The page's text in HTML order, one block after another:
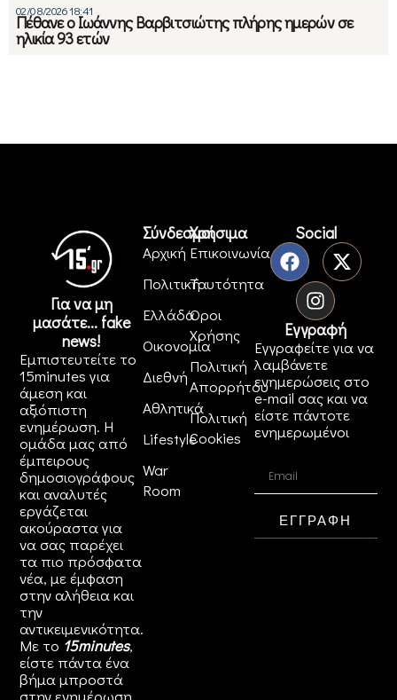
02/08/2026 18:41
Πέθανε ο Ιωάννης Βαρβιτσιώτης πλήρης ημερών σε
ηλικία 93 ετών
Για να μη
μασάτε... fake
news!
Εμπιστευτείτε το
15minutes για
άμεση και
αξιόπιστη
ενημέρωση. Η
ομάδα μας από
έμπειρους
δημοσιογράφους
και αναλυτές
εργάζεται
ακούραστα για
να σας παρέχει
τα πιο πρόσφατα
νέα, με έμφαση
στην αλήθεια και
την
αντικειμενικότητα.
Με το 15minutes,
είστε πάντα ένα
βήμα μπροστά
Σύνδεσμοι
Αρχική
Πολιτική
Ελλάδα
Οικονομία
Διεθνή
Αθλητικά
Lifestyle
War
Room
Χρήσιμα
Επικοινωνία
Ταυτότητα
Όροι
Χρήσης
Πολιτική
Απορρήτου
Πολιτική
Cookies
Social
Εγγραφή
Εγγραφείτε για να
λαμβάνετε
ενημερώσεις στο
e-mail σας και να
είστε πάντοτε
ενημερωμένοι
ΕΓΓΡΑΦΗ